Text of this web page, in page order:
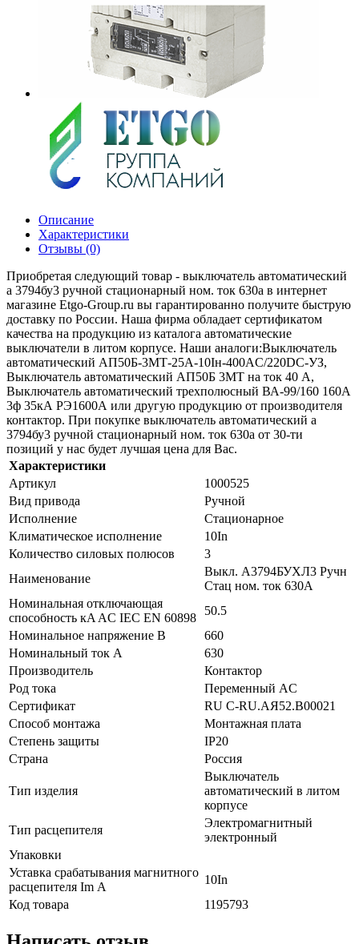
Описание
Характеристики
Отзывы (0)
Приобретая следующий товар - выключатель автоматический
а 3794бу3 ручной стационарный ном. ток 630а в интернет
магазине Etgo-Group.ru вы гарантированно получите быструю
доставку по России. Наша фирма обладает сертификатом
качества на продукцию из каталога автоматические
выключатели в литом корпусе. Наши аналоги:Выключатель
автоматический АП50Б-3МТ-25А-10Iн-400AС/220DC-УЗ,
Выключатель автоматический АП50Б 3МТ на ток 40 A,
Выключатель автоматический трехполюсный ВА-99/160 160А
3ф 35кА РЭ1600А или другую продукцию от производителя
контактор. При покупке выключатель автоматический а
3794бу3 ручной стационарный ном. ток 630а от 30-ти
позиций у нас будет лучшая цена для Вас.
Характеристики
Артикул
1000525
Вид привода
Ручной
Исполнение
Стационарное
Климатическое исполнение
10In
Количество силовых полюсов
3
Наименование
Выкл. А3794БУХЛ3 Ручн
Стац ном. ток 630А
Номинальная отключающая
способность кA AC IEC EN 60898
50.5
Номинальное напряжение В
660
Номинальный ток А
630
Производитель
Контактор
Род тока
Переменный AC
Сертификат
RU C-RU.АЯ52.B00021
Способ монтажа
Монтажная плата
Степень защиты
IP20
Страна
Россия
Тип изделия
Выключатель
автоматический в литом
корпусе
Тип расцепителя
Электромагнитный
электронный
Упаковки
Уставка срабатывания магнитного
расцепителя Im А
10In
Код товара
1195793